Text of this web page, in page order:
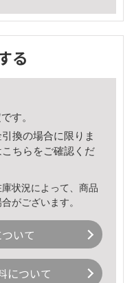
る
す。
換の場合に限りま
こちら をご確認くだ
状況によって、商品
がございます。
いて
について